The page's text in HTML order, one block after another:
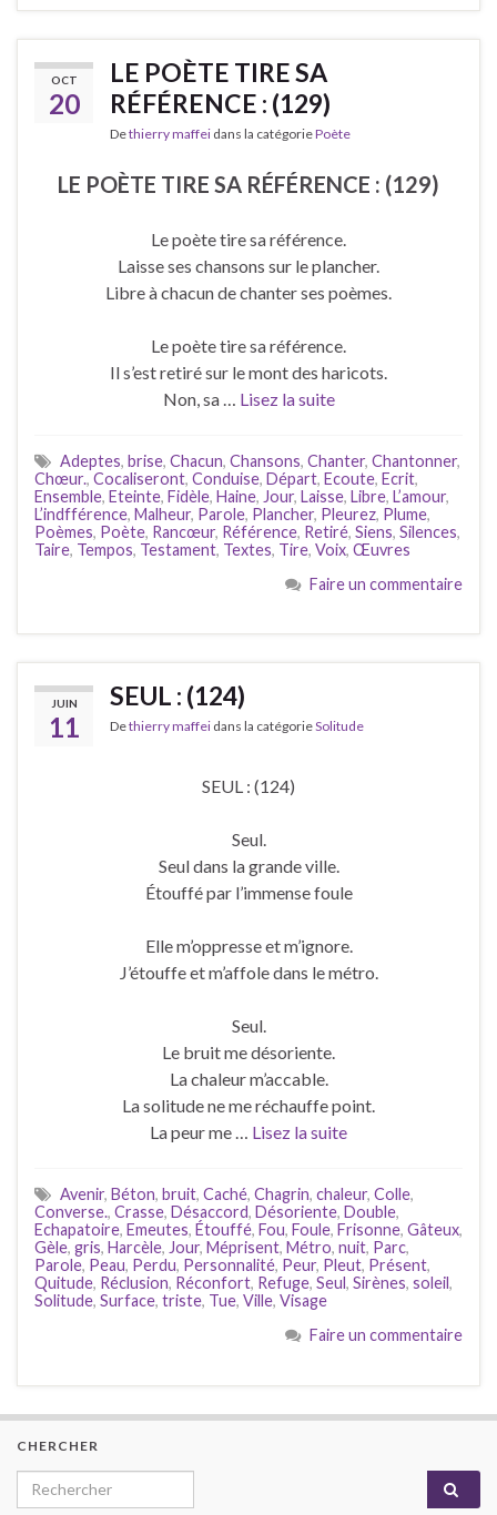
OCT
20
LE POÈTE TIRE SA
RÉFÉRENCE : (129)
Dethierry maffei dans la catégoriePoète
LE POÈTE TIRE SA RÉFÉRENCE : (129)
Le poète tire sa référence.
Laisse ses chansons sur le plancher.
Libre à chacun de chanter ses poèmes.
Le poète tire sa référence.
Il s’est retiré sur le mont des haricots.
Non, sa … Lisez la suite
Adeptes, brise, Chacun, Chansons, Chanter, Chantonner,
Chœur., Cocaliseront, Conduise, Départ, Ecoute, Ecrit,
Ensemble, Eteinte, Fidèle, Haine, Jour, Laisse, Libre, L’amour,
L’indfférence, Malheur, Parole, Plancher, Pleurez, Plume,
Poèmes, Poète, Rancœur, Référence, Retiré, Siens, Silences,
Taire, Tempos, Testament, Textes, Tire, Voix, Œuvres
Faire un commentaire
JUIN
11
SEUL : (124)
Dethierry maffei dans la catégorieSolitude
SEUL : (124)
Seul.
Seul dans la grande ville.
Étouffé par l’immense foule
Elle m’oppresse et m’ignore.
J’étouffe et m’affole dans le métro.
Seul.
Le bruit me désoriente.
La chaleur m’accable.
La solitude ne me réchauffe point.
La peur me … Lisez la suite
Avenir, Béton, bruit, Caché, Chagrin, chaleur, Colle,
Converse., Crasse, Désaccord, Désoriente, Double,
Echapatoire, Emeutes, Étouffé, Fou, Foule, Frisonne, Gâteux,
Gèle, gris, Harcèle, Jour, Méprisent, Métro, nuit, Parc,
Parole, Peau, Perdu, Personnalité, Peur, Pleut, Présent,
Quitude, Réclusion, Réconfort, Refuge, Seul, Sirènes, soleil,
Solitude, Surface, triste, Tue, Ville, Visage
Faire un commentaire
CHERCHER
Search for: